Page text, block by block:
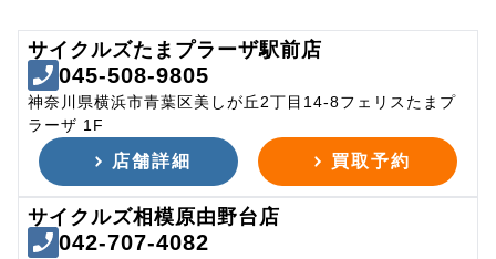
サイクルズたまプラーザ駅前店
045-508-9805
神奈川県横浜市青葉区美しが丘2丁目14-8フェリスたまプ
ラーザ 1F
店舗詳細 買取予約
サイクルズ相模原由野台店
042-707-4082